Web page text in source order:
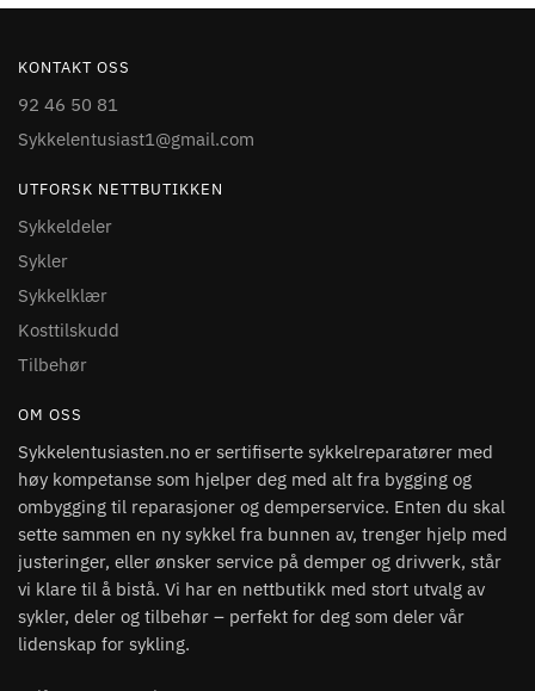
KONTAKT OSS
92 46 50 81
Sykkelentusiast1@gmail.com
UTFORSK NETTBUTIKKEN
Sykkeldeler
Sykler
Sykkelklær
Kosttilskudd
Tilbehør
OM OSS
Sykkelentusiasten.no er sertifiserte sykkelreparatører med
høy kompetanse som hjelper deg med alt fra bygging og
ombygging til reparasjoner og demperservice. Enten du skal
sette sammen en ny sykkel fra bunnen av, trenger hjelp med
justeringer, eller ønsker service på demper og drivverk, står
vi klare til å bistå. Vi har en nettbutikk med stort utvalg av
sykler, deler og tilbehør – perfekt for deg som deler vår
lidenskap for sykling.